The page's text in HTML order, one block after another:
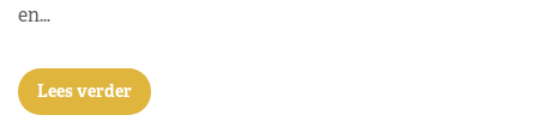
en…
Lees verder